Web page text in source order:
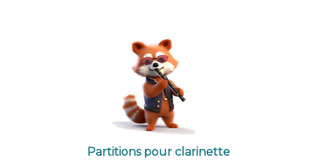
Partitions pour clarinette